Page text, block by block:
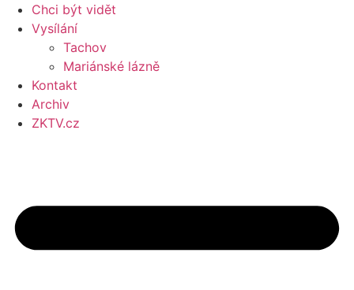
Chci být vidět
Vysílání
Tachov
Mariánské lázně
Kontakt
Archiv
ZKTV.cz